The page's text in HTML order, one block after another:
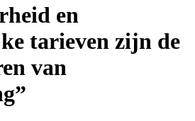
en
tarieven zijn de
van